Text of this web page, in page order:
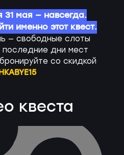
мая — навсегда.
именно этот квест.
— свободные слоты
дни мест
со скидкой
квеста